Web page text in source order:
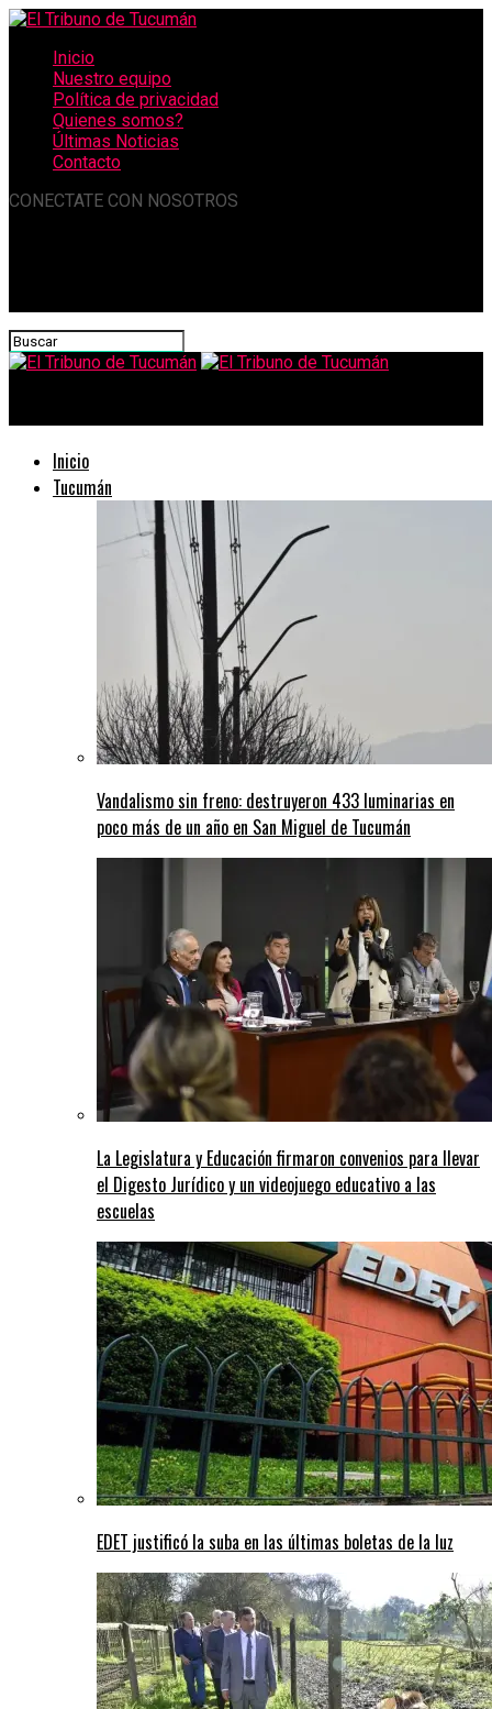
Inicio
Nuestro equipo
Política de privacidad
Quienes somos?
Últimas Noticias
Contacto
CONECTATE CON NOSOTROS
Inicio
Tucumán
Vandalismo sin freno: destruyeron 433 luminarias en
poco más de un año en San Miguel de Tucumán
La Legislatura y Educación firmaron convenios para llevar
el Digesto Jurídico y un videojuego educativo a las
escuelas
EDET justificó la suba en las últimas boletas de la luz